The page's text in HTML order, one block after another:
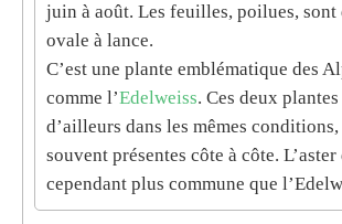
juin à août. Les feuilles, poilues, sont
ovale à lance.
C’est une plante emblématique des
comme l’Edelweiss. Ces deux
d’ailleurs dans les mêmes
souvent présentes côte à côte.
cependant plus commune que